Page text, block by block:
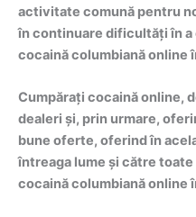
activitate comună pentru
în continuare dificultăți în a
cocaină columbiană online
Cumpărați cocaină online,
dealeri și, prin urmare,
bune oferte, oferind în
întreaga lume și către
cocaină columbiană online